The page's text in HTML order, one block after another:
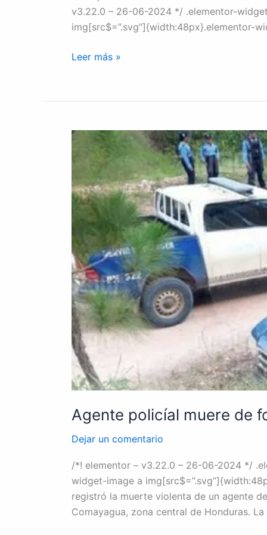
v3.22.0 – 26-06-2024 */ .elementor-
img[src$=”.svg”]{width:48px}.elementor-
Leer más »
Agente policíal muere de
Dejar un comentario
/*! elementor – v3.22.0 – 26-06-2024 */
widget-image a
registró la muerte violenta de un agente
Comayagua, zona central de Honduras.
Agente
policíal
muere
de
forma
violenta
Comayagua